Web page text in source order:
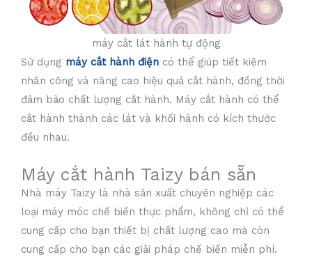
máy cắt lát hành tự động
Sử dụng máy cắt hành điện có thể giúp tiết kiệm
nhân công và nâng cao hiệu quả cắt hành, đồng thời
đảm bảo chất lượng cắt hành. Máy cắt hành có thể
cắt hành thành các lát và khối hành có kích thước
đều nhau.
Máy cắt hành Taizy bán sẵn
Nhà máy Taizy là nhà sản xuất chuyên nghiệp các
loại máy móc chế biến thực phẩm, không chỉ có thể
cung cấp cho bạn thiết bị chất lượng cao mà còn
cung cấp cho bạn các giải pháp chế biến miễn phí.